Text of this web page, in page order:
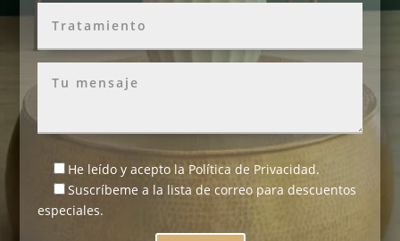
He leído y acepto la Política de Privacidad.
Suscríbeme a la lista de correo para descuentos
especiales.